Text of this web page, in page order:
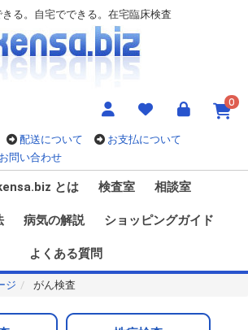
きる。自宅でできる。在宅臨床検査
0
配送について
お支払について
お問い合わせ
とは 検査室 相談室
病気の解説 ショッピングガイド
よくある質問
ジ がん検査